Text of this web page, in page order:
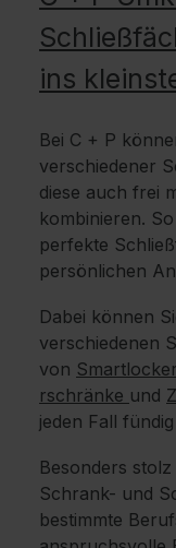
ins
Bei C + P
verschiedener
diese auch frei
kombinieren.
perfekte
persönlichen
Dabei können
verschiedenen
von
rschränke und
jeden Fall
Besonders
Schrank- und
bestimmte